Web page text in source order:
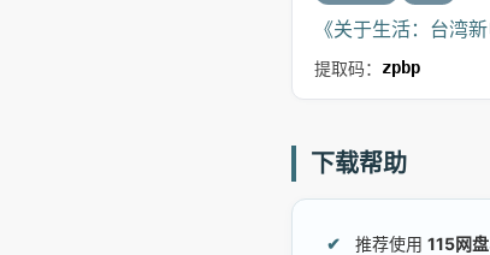
《关于生活：台湾
提取码： zpbp
下载帮助
推荐使用 115网盘